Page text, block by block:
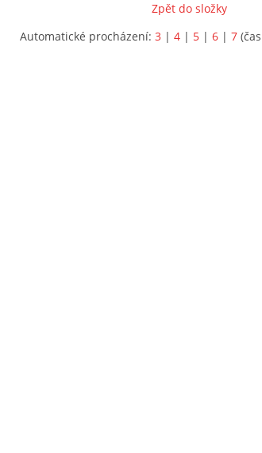
Zpět do složky
Automatické procházení: 3 | 4 | 5 | 6 | 7